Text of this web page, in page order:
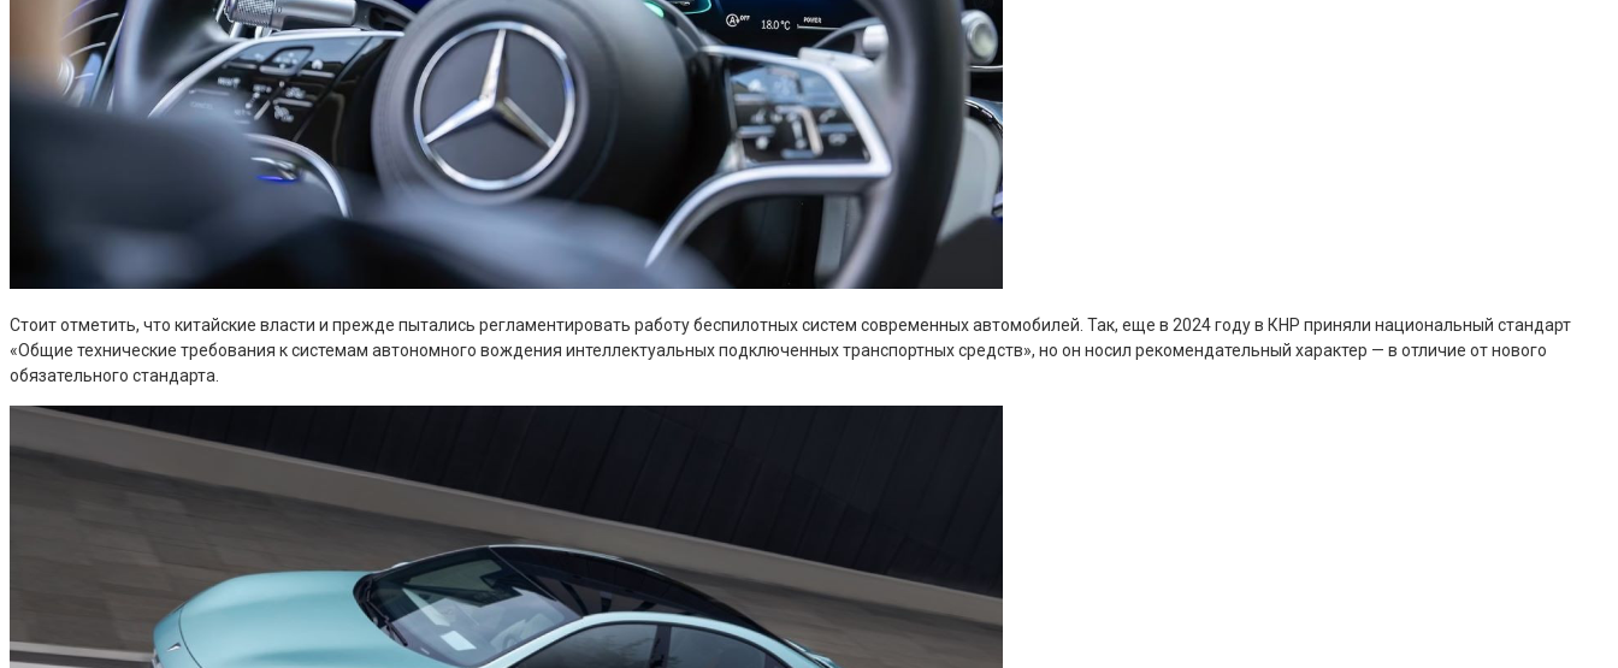
Стоит отметить, что китайские власти и прежде пытались регламентировать работу беспилотных систем современных автомобилей. Так, еще в 2024 году в КНР приняли национальный стандарт
«Общие технические требования к системам автономного вождения интеллектуальных подключенных транспортных средств», но он носил рекомендательный характер — в отличие от нового
обязательного стандарта.